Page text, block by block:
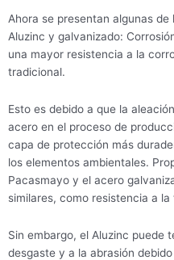
Ahora se presentan algunas
Aluzinc y galvanizado:
una mayor resistencia a la
tradicional.
Esto es debido a que la
acero en el proceso de
capa de protección más
los elementos ambientales.
Pacasmayo y el acero
similares, como resistencia a
Sin embargo, el Aluzinc puede
desgaste y a la abrasión